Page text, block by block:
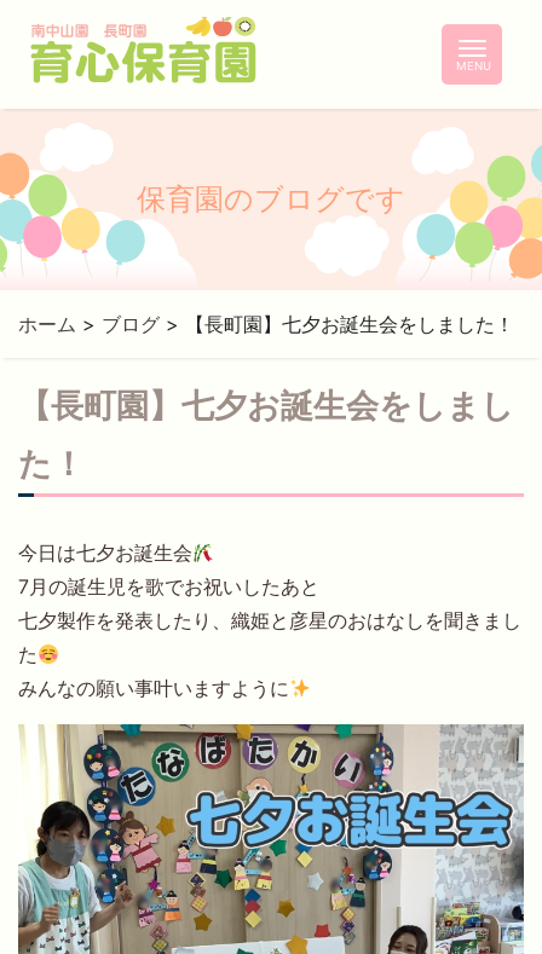
へ
保育園のブログです
ホーム > ブログ > 【長町園】七夕お誕生会をしました！
【長町園】七夕お誕生会をしまし
た！
今日は七夕お誕生会
7月の誕生児を歌でお祝いしたあと
七夕製作を発表したり、織姫と彦星のおはなしを聞きまし
た
みんなの願い事叶いますように